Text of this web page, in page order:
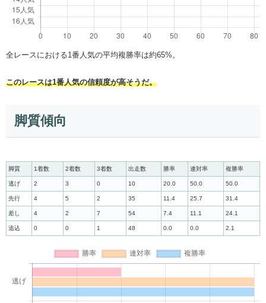
全レースにおける1番人気の平均複勝率は約65%。
このレースは1番人気の信頼度が高そうだ。
脚質傾向
脚質 1着数 2着数 3着数 出走数 勝率 連対率 複勝率
逃げ 2 3 0 10 20.0 50.0 50.0
先行 4 5 2 35 11.4 25.7 31.4
差し 4 2 7 54 7.4 11.1 24.1
追込 0 0 1 48 0.0 0.0 2.1